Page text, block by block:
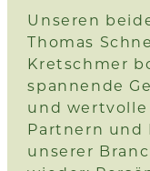
Unseren
Thomas
Kretschmer
spannende
und
Partnern und
unserer